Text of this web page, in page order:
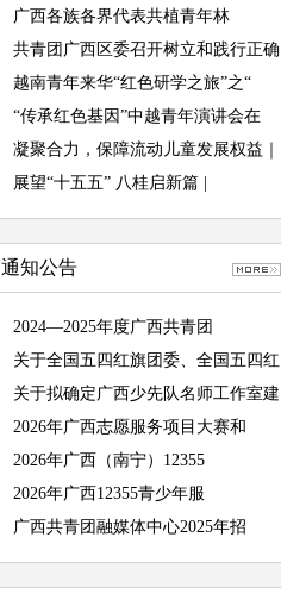
广西各族各界代表共植青年林
共青团广西区委召开树立和践行正确
越南青年来华“红色研学之旅”之“
“传承红色基因”中越青年演讲会在
凝聚合力，保障流动儿童发展权益｜
展望“十五五” 八桂启新篇 |
通知公告
2024—2025年度广西共青团
关于全国五四红旗团委、全国五四红
关于拟确定广西少先队名师工作室建
2026年广西志愿服务项目大赛和
2026年广西（南宁）12355
2026年广西12355青少年服
广西共青团融媒体中心2025年招